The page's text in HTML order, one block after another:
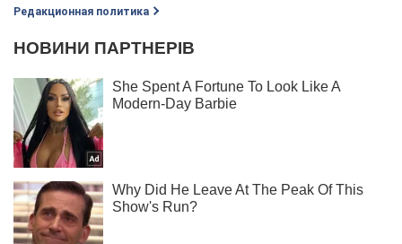
Редакционная политика